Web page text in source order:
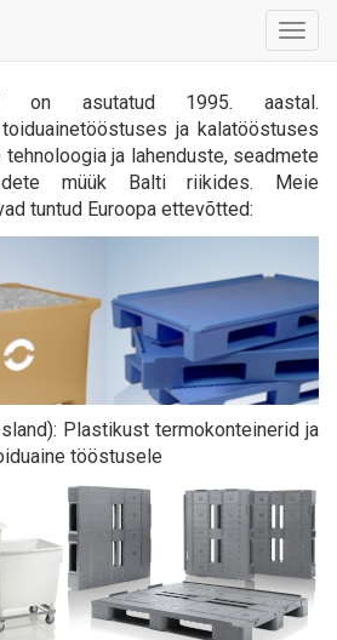
on asutatud 1995. aastal.
ja kalatööstuses
ja lahenduste, seadmete
müük Balti riikides. Meie
tuntud Euroopa ettevõtted:
Plastikust termokonteinerid ja
tööstusele